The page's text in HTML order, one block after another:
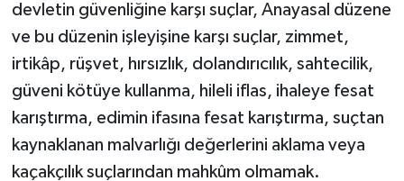
devletin güvenliğine karşı suçlar, Anayasal düzene
ve bu düzenin işleyişine karşı suçlar, zimmet,
irtikâp, rüşvet, hırsızlık, dolandırıcılık, sahtecilik,
güveni kötüye kullanma, hileli iflas, ihaleye fesat
karıştırma, edimin ifasına fesat karıştırma, suçtan
kaynaklanan malvarlığı değerlerini aklama veya
kaçakçılık suçlarından mahkûm olmamak.